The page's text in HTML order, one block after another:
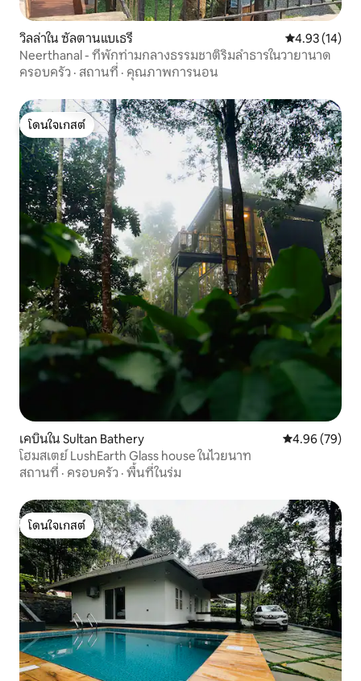
วิลล่าใน ซัลตานแบเธรี คะแนนเฉลี่ย
4.93 (14)
Neerthanal - ที่พักท่ามกลางธรรมชาติริมลำธารในวายานาด
ครอบครัว · สถานที่ · คุณภาพการนอน
โดนใจเกสต์
โดนใจเกสต์
เคบินใน Sultan Bathery คะแนนเฉลี่ย
4.96 (79)
โฮมสเตย์ LushEarth Glass house ในไวยนาท
สถานที่ · ครอบครัว · พื้นที่ในร่ม
โดนใจเกสต์
โดนใจเกสต์